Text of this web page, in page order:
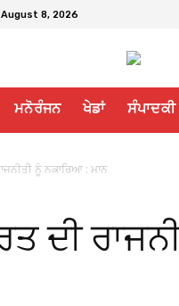
8, 2026
ਮਨੋਰੰਜਨ ਖੇਡਾਂ ਸੰਪਾਦਕੀ
ਨੂੰ ਨਕਾਰਿਆ : ਮਾਨ
ਦੀ